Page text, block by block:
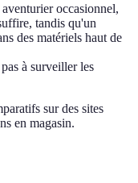
occasionnel,
tandis qu'un
des matériels haut de
à surveiller les
sur des sites
en magasin.